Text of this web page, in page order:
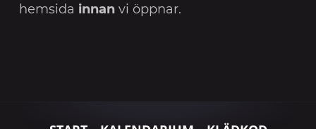
hemsida innan vi öppnar.